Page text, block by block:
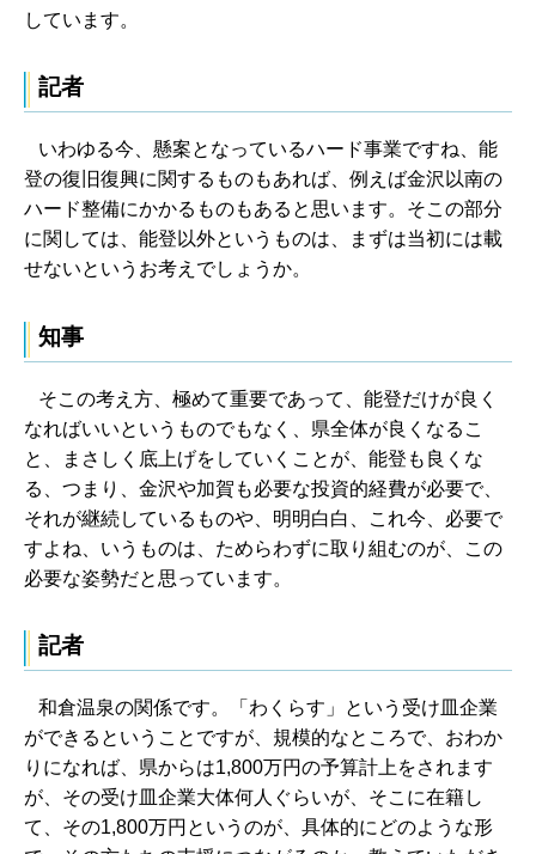
しています。
記者
いわゆる今、懸案となっているハード事業ですね、能
登の復旧復興に関するものもあれば、例えば金沢以南の
ハード整備にかかるものもあると思います。そこの部分
に関しては、能登以外というものは、まずは当初には載
せないというお考えでしょうか。
知事
そこの考え方、極めて重要であって、能登だけが良く
なればいいというものでもなく、県全体が良くなるこ
と、まさしく底上げをしていくことが、能登も良くな
る、つまり、金沢や加賀も必要な投資的経費が必要で、
それが継続しているものや、明明白白、これ今、必要で
すよね、いうものは、ためらわずに取り組むのが、この
必要な姿勢だと思っています。
記者
和倉温泉の関係です。「わくらす」という受け皿企業
ができるということですが、規模的なところで、おわか
りになれば、県からは1,800万円の予算計上をされます
が、その受け皿企業大体何人ぐらいが、そこに在籍し
て、その1,800万円というのが、具体的にどのような形